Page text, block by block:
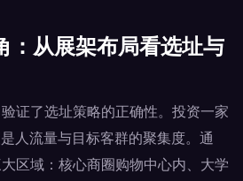
：从展架布局看选址与
证了选址策略的正确性。投资一家
人流量与目标客群的聚集度。通
区域：核心商圈购物中心内、大学